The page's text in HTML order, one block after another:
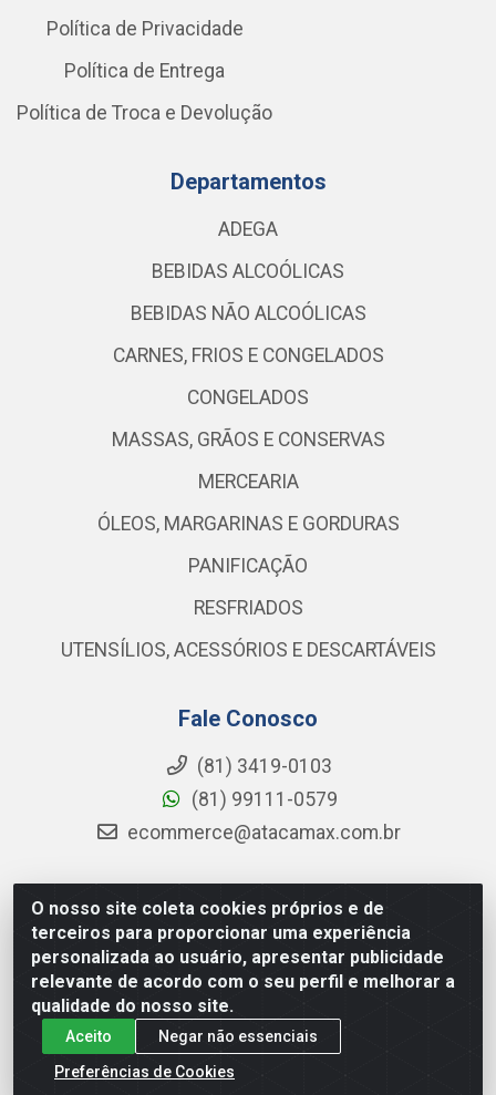
O nosso site coleta cookies próprios e de
terceiros para proporcionar uma experiência
personalizada ao usuário, apresentar publicidade
relevante de acordo com o seu perfil e melhorar a
qualidade do nosso site.
Aceito
Negar não essenciais
Preferências de Cookies
Política de Privacidade
Política de Entrega
Política de Troca e Devolução
Departamentos
ADEGA
BEBIDAS ALCOÓLICAS
BEBIDAS NÃO ALCOÓLICAS
CARNES, FRIOS E CONGELADOS
CONGELADOS
MASSAS, GRÃOS E CONSERVAS
MERCEARIA
ÓLEOS, MARGARINAS E GORDURAS
PANIFICAÇÃO
RESFRIADOS
UTENSÍLIOS, ACESSÓRIOS E DESCARTÁVEIS
Fale Conosco
(81) 3419-0103
(81) 99111-0579
ecommerce@atacamax.com.br
Atacamax Importadora de Alimentos LTDA - RODOVIA BR-
101 - SUL, KM 79,60 GP E GALPAO:D - Muribeca, Jaboatão dos
Guararapes - PE, 54355-010 - CNPJ 08.305.623/0001-84